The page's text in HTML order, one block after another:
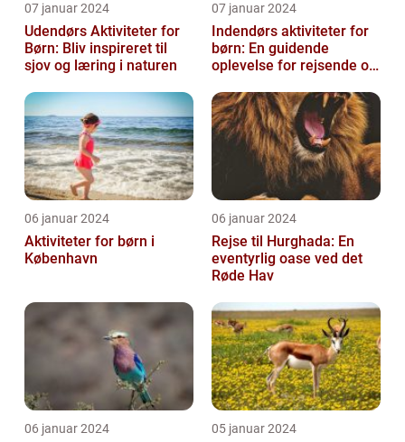
07 januar 2024
Udendørs Aktiviteter for
Børn: Bliv inspireret til
sjov og læring i naturen
07 januar 2024
Indendørs aktiviteter for
børn: En guidende
oplevelse for rejsende og
06 januar 2024
Aktiviteter for børn i
København
06 januar 2024
Rejse til Hurghada: En
eventyrlig oase ved det
Røde Hav
06 januar 2024 05 januar 2024